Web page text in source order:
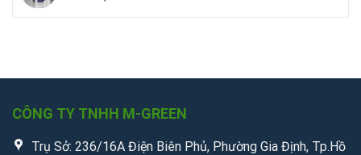
CÔNG TY TNHH M-GREEN
Trụ Sở: 236/16A Điện Biên Phủ, Phường Gia Định, Tp.Hồ